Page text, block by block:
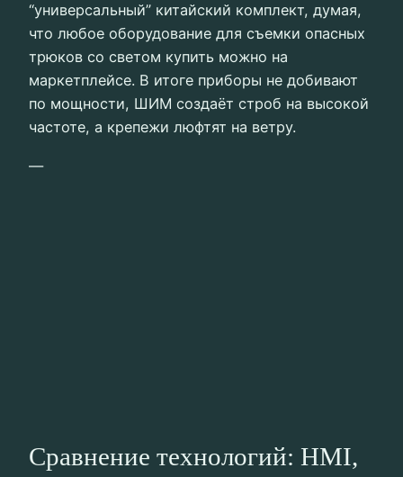
“универсальный” китайский комплект, думая,
что любое оборудование для съемки опасных
трюков со светом купить можно на
маркетплейсе. В итоге приборы не добивают
по мощности, ШИМ создаёт строб на высокой
частоте, а крепежи люфтят на ветру.
—
Сравнение технологий: HMI,